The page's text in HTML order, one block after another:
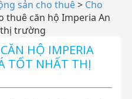
sản cho thuê> Cho
thuê căn hộ Imperia An
trường
HỘ IMPERIA
TỐT NHẤT THỊ